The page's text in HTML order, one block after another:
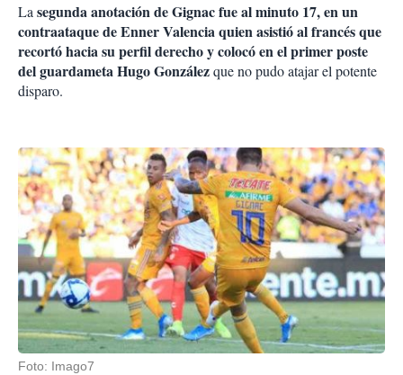
Lasegunda anotación de Gignac fue al minuto 17, en un
contraataque de Enner Valencia quien asistió al francés que
recortó hacia su perfil derecho y colocó en el primer poste
del guardameta Hugo Gonzálezque no pudo atajar el potente
disparo.
Foto: Imago7